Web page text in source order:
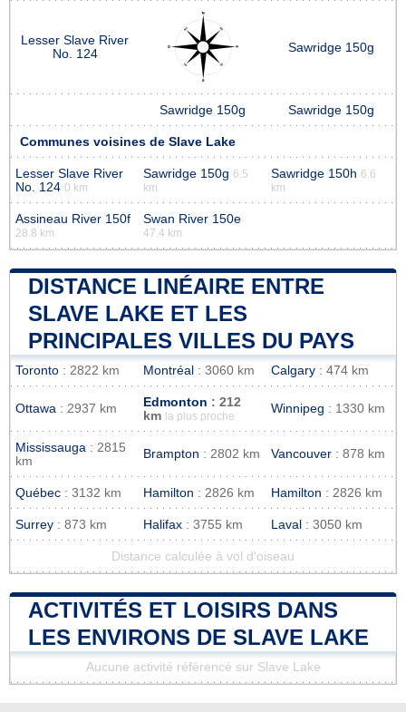
Lesser Slave River
No. 124
Sawridge 150g
Sawridge 150g Sawridge 150g
Communes voisines de Slave Lake
Lesser Slave River
No. 124 0 km
Sawridge 150g 6.5
km
Sawridge 150h 6.6
km
Assineau River 150f
28.8 km
Swan River 150e
47.4 km
DISTANCE LINÉAIRE ENTRE
SLAVE LAKE ET LES
PRINCIPALES VILLES DU PAYS
Toronto : 2822 km Montréal : 3060 km Calgary : 474 km
Ottawa : 2937 km Edmonton : 212
km
la plus proche
Winnipeg : 1330 km
Mississauga : 2815
km
Brampton : 2802 km Vancouver : 878 km
Québec : 3132 km Hamilton : 2826 km Hamilton : 2826 km
Surrey : 873 km Halifax : 3755 km Laval : 3050 km
Distance calculée à vol d'oiseau
ACTIVITÉS ET LOISIRS DANS
LES ENVIRONS DE SLAVE LAKE
Aucune activité référencé sur Slave Lake